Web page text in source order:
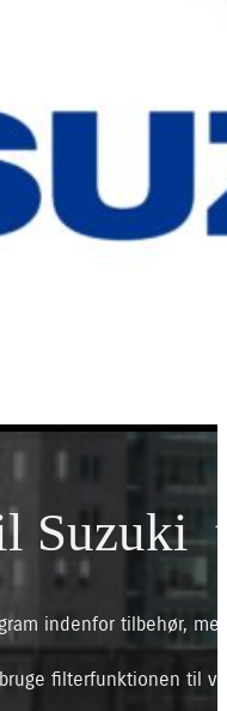
Suzuki
indenfor tilbehør,
filterfunktionen til